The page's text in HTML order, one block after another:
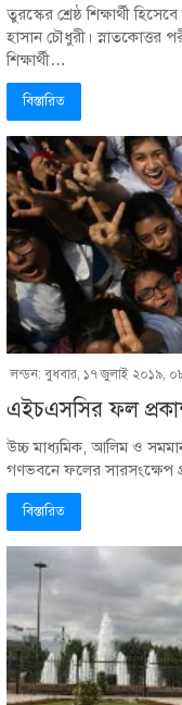
তুরস্কের শ্রেষ্ঠ শিক্ষার্থী
হাসান চৌধুরী। স্নাতকোত্তর
শিক্ষার্থী…
বিস্তারিত
লন্ডন: বুধবার, ১৭ জুলাই ২০১৯,
এইচএসসির ফল
উচ্চ মাধ্যমিক, আলিম ও
গণভবনে ফলের সারসংক্ষেপ
বিস্তারিত